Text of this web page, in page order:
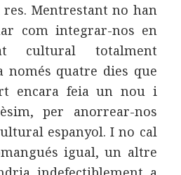
res. Mentrestant no han
com integrar-nos en
cultural totalment
només quatre dies que
encara feia un nou i
per anorrear-nos
espanyol. I no cal
igual, un altre